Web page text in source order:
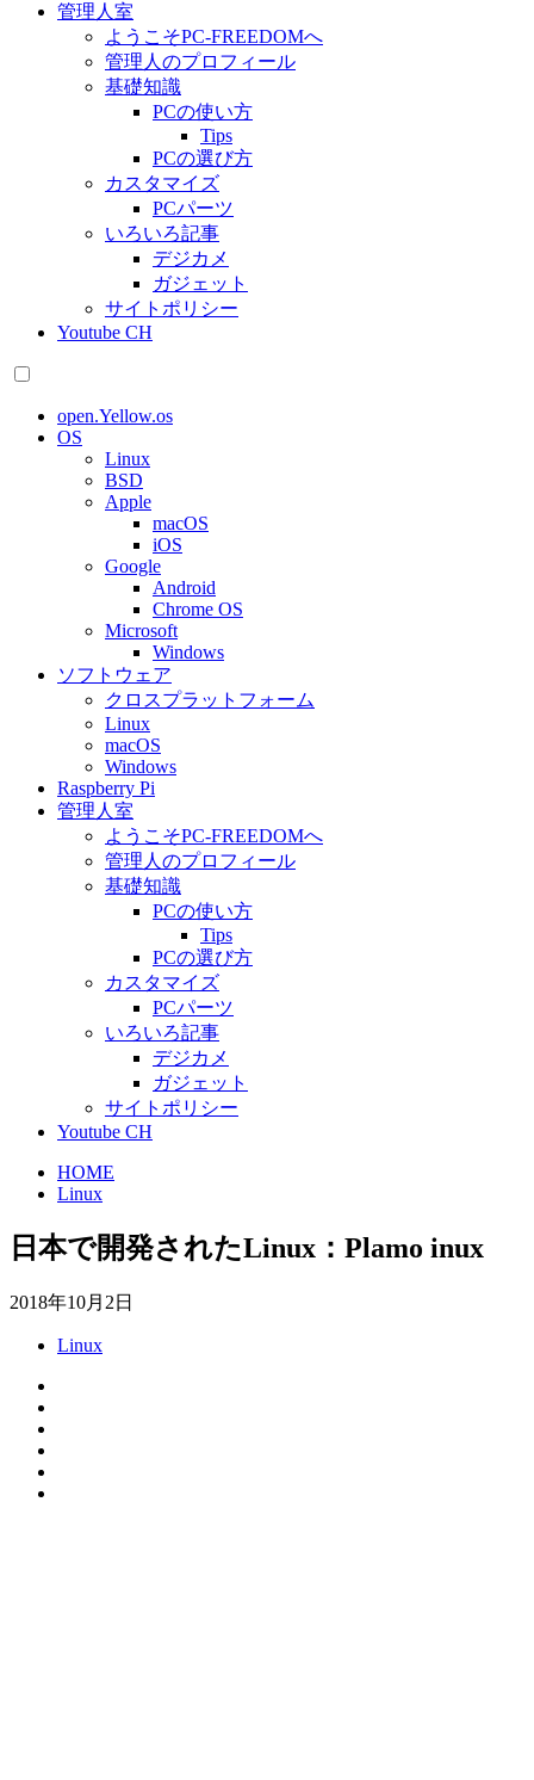
管理人室
ようこそPC-FREEDOMへ
管理人のプロフィール
基礎知識
PCの使い方
Tips
PCの選び方
カスタマイズ
PCパーツ
いろいろ記事
デジカメ
ガジェット
サイトポリシー
Youtube CH
open.Yellow.os
OS
Linux
BSD
Apple
macOS
iOS
Google
Android
Chrome OS
Microsoft
Windows
ソフトウェア
クロスプラットフォーム
Linux
macOS
Windows
Raspberry Pi
管理人室
ようこそPC-FREEDOMへ
管理人のプロフィール
基礎知識
PCの使い方
Tips
PCの選び方
カスタマイズ
PCパーツ
いろいろ記事
デジカメ
ガジェット
サイトポリシー
Youtube CH
HOME
Linux
日本で開発されたLinux：Plamo inux
2018年10月2日
Linux